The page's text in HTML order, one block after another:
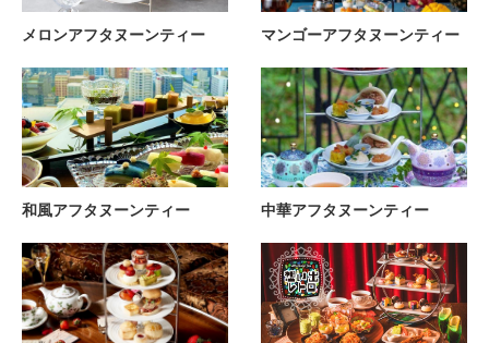
メロンアフタヌーンティー マンゴーアフタヌーンティー
和風アフタヌーンティー 中華アフタヌーンティー